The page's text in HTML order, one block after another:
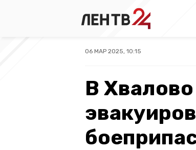
06 МАР 2025, 10:15
В